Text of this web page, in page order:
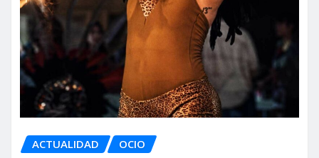
ACTUALIDAD OCIO